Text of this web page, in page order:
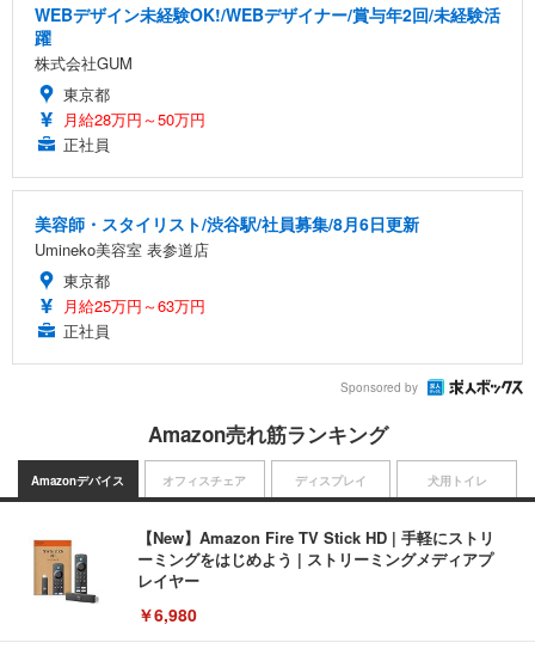
WEBデザイン未経験OK!/WEBデザイナー/賞与年2回/未経験活
躍
株式会社GUM
東京都
月給28万円～50万円
正社員
美容師・スタイリスト/渋谷駅/社員募集/8月6日更新
Umineko美容室 表参道店
東京都
月給25万円～63万円
正社員
Sponsored by
Amazon売れ筋ランキング
Amazonデバイス
【New】Amazon Fire TV Stick HD | 手軽にストリ
ーミングをはじめよう | ストリーミングメディアプ
レイヤー
￥6,980
オフィスチェア ディスプレイ 犬用トイレ